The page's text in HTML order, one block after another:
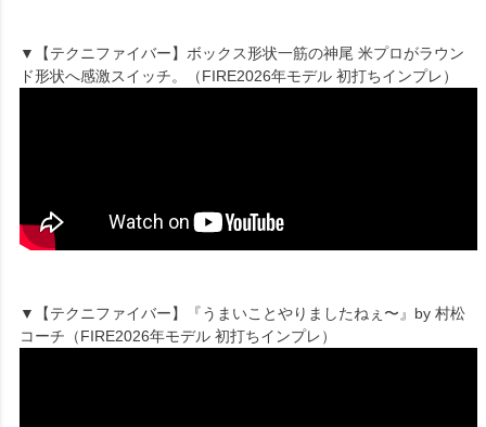
▼【テクニファイバー】ボックス形状一筋の神尾 米プロがラウン
ド形状へ感激スイッチ。（FIRE2026年モデル 初打ちインプレ）
▼【テクニファイバー】『うまいことやりましたねぇ〜』by 村松
コーチ（FIRE2026年モデル 初打ちインプレ）